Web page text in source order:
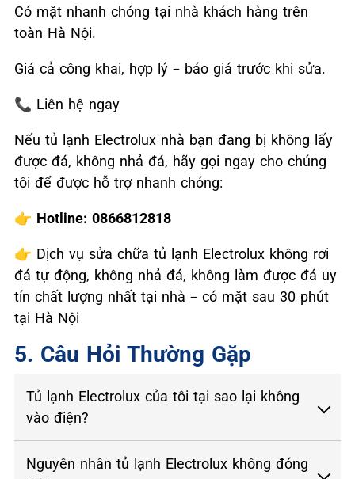
Có mặt nhanh chóng tại nhà khách hàng trên
toàn Hà Nội.
Giá cả công khai, hợp lý – báo giá trước khi sửa.
📞 Liên hệ ngay
Nếu tủ lạnh Electrolux nhà bạn đang bị không lấy
được đá, không nhả đá, hãy gọi ngay cho chúng
tôi để được hỗ trợ nhanh chóng:
👉 Hotline: 0866812818
👉 Dịch vụ sửa chữa tủ lạnh Electrolux không rơi
đá tự động, không nhả đá, không làm được đá uy
tín chất lượng nhất tại nhà – có mặt sau 30 phút
tại Hà Nội
5. Câu Hỏi Thường Gặp
Tủ lạnh Electrolux của tôi tại sao lại không
vào điện?
Nguyên nhân tủ lạnh Electrolux không đóng